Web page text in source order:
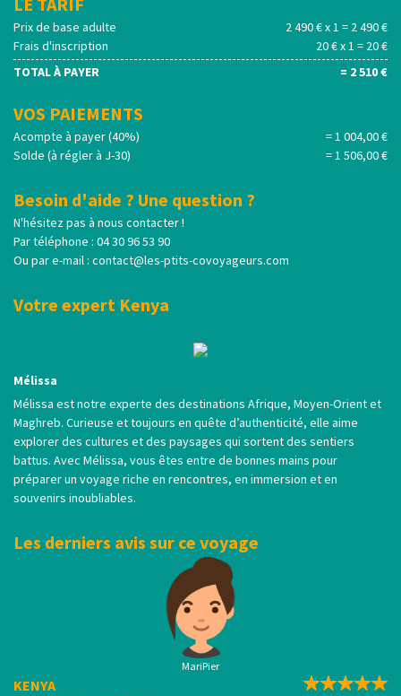
Prix de base adulte
2 490 € x 1 = 2 490 €
Frais d'inscription
20 € x 1 = 20 €
TOTAL À PAYER
= 2 510 €
VOS PAIEMENTS
Acompte à payer (40%)
= 1 004,00 €
Solde (à régler à J-30)
= 1 506,00 €
Besoin d'aide ? Une question ?
N'hésitez pas à nous contacter !
Par téléphone : 04 30 96 53 90
Ou par e-mail : contact@les-ptits-covoyageurs.com
Votre expert Kenya
Mélissa
Mélissa est notre experte des destinations Afrique, Moyen-Orient et
Maghreb. Curieuse et toujours en quête d’authenticité, elle aime
explorer des cultures et des paysages qui sortent des sentiers
battus. Avec Mélissa, vous êtes entre de bonnes mains pour
préparer un voyage riche en rencontres, en immersion et en
souvenirs inoubliables.
Les derniers avis sur ce voyage
MariPier
KENYA